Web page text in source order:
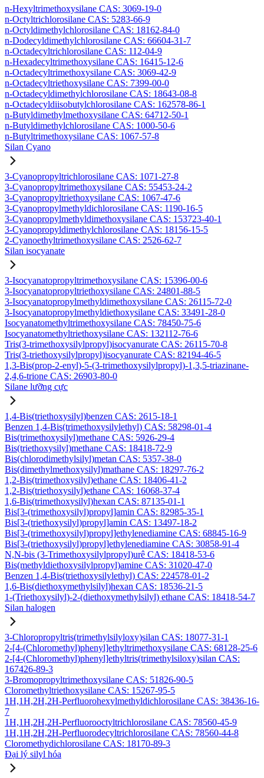
n-Hexyltrimethoxysilane CAS: 3069-19-0
n-Octyltrichlorosilane CAS: 5283-66-9
n-Octyldimethylchlorosilane CAS: 18162-84-0
n-Dodecyldimethylchlorosilane CAS: 66604-31-7
n-Octadecyltrichlorosilane CAS: 112-04-9
n-Hexadecyltrimethoxysilane CAS: 16415-12-6
n-Octadecyltrimethoxysilane CAS: 3069-42-9
n-Octadecyltriethoxysilane CAS: 7399-00-0
n-Octadecyldimethylchlorosilane CAS: 18643-08-8
n-Octadecyldiisobutylchlorosilane CAS: 162578-86-1
n-Butyldimethylmethoxysilane CAS: 64712-50-1
n-Butyldimethylchlorosilane CAS: 1000-50-6
n-Butyltrimethoxysilane CAS: 1067-57-8
Silan Cyano
3-Cyanopropyltrichlorosilane CAS: 1071-27-8
3-Cyanopropyltrimethoxysilane CAS: 55453-24-2
3-Cyanopropyltriethoxysilane CAS: 1067-47-6
3-Cyanopropylmethyldichlorosilane CAS: 1190-16-5
3-Cyanopropylmethyldimethoxysilane CAS: 153723-40-1
3-Cyanopropyldimethylchlorosilane CAS: 18156-15-5
2-Cyanoethyltrimethoxysilane CAS: 2526-62-7
Silan isocyanate
3-Isocyanatopropyltrimethoxysilane CAS: 15396-00-6
3-Isocyanatopropyltriethoxysilane CAS: 24801-88-5
3-Isocyanatopropylmethyldimethoxysilane CAS: 26115-72-0
3-Isocyanatopropylmethyldiethoxysilane CAS: 33491-28-0
Isocyanatomethyltrimethoxysilane CAS: 78450-75-6
Isocyanatomethyltriethoxysilane CAS: 132112-76-6
Tris(3-trimethoxysilylpropyl)isocyanurate CAS: 26115-70-8
Tris(3-triethoxysilylpropyl)isocyanurate CAS: 82194-46-5
1,3-Bis(prop-2-enyl)-5-(3-trimethoxysilylpropyl)-1,3,5-triazinane-
2,4,6-trione CAS: 26903-80-0
Silane lưỡng cực
1,4-Bis(triethoxysilyl)benzen CAS: 2615-18-1
Benzen 1,4-Bis(trimethoxysilylethyl) CAS: 58298-01-4
Bis(trimethoxysilyl)methane CAS: 5926-29-4
Bis(triethoxysilyl)methane CAS: 18418-72-9
Bis(chlorodimethylsilyl)metan CAS: 5357-38-0
Bis(dimethylmethoxysilyl)mathane CAS: 18297-76-2
1,2-Bis(trimethoxysilyl)ethane CAS: 18406-41-2
1,2-Bis(triethoxysilyl)ethane CAS: 16068-37-4
1,6-Bis(trimethoxysilyl)hexan CAS: 87135-01-1
Bis[3-(trimethoxysilyl)propyl]amin CAS: 82985-35-1
Bis[3-(triethoxysilyl)propyl]amin CAS: 13497-18-2
Bis[3-(trimethoxysilyl)propyl]ethylenediamine CAS: 68845-16-9
Bis[3-(triethoxysilyl)propyl]ethylenediamine CAS: 30858-91-4
N,N-bis (3-Trimethoxysilylpropyl)urê CAS: 18418-53-6
Bis(methyldiethoxysilylpropyl)amine CAS: 31020-47-0
Benzen 1,4-Bis(triethoxysilylethyl) CAS: 224578-01-2
1,6-Bis(diethoxymethylsilyl)hexan CAS: 18536-21-5
1-(Triethoxysilyl)-2-(diethoxymethylsilyl) ethane CAS: 18418-54-7
Silan halogen
3-Chloropropyltris(trimethylsilyloxy)silan CAS: 18077-31-1
2-[4-(Chloromethyl)phenyl]ethyltrimethoxysilane CAS: 68128-25-6
2-[4-(Chloromethyl)phenyl]ethyltris(trimethylsiloxy)silan CAS:
167426-89-3
3-Bromopropyltrimethoxysilane CAS: 51826-90-5
Cloromethyltriethoxysilane CAS: 15267-95-5
1H,1H,2H,2H-Perfluorohexylmethyldichlorosilane CAS: 38436-16-
7
1H,1H,2H,2H-Perfluorooctyltrichlorosilane CAS: 78560-45-9
1H,1H,2H,2H-Perfluorodecyltrichlorosilane CAS: 78560-44-8
Cloromethydichlorosilane CAS: 18170-89-3
Đại lý silyl hóa